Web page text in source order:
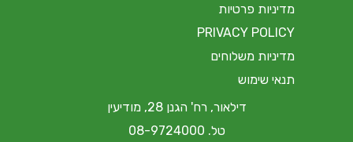
מדיניות פרטיות
PRIVACY POLICY
מדיניות משלוחים
תנאי שימוש
דילאור, רח' הגנן 28, מודיעין
טל. 08-9724000